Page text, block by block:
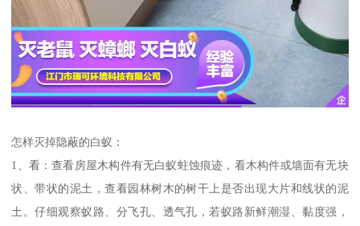
怎样灭掉隐蔽的白蚁：
1、看：查看房屋木构件有无白蚁蛀蚀痕迹，看木构件或墙面有无块
状、带状的泥土，查看园林树木的树干上是否出现大片和线状的泥
土。仔细观察蚁路、分飞孔、透气孔，若蚁路新鲜潮湿、黏度强，